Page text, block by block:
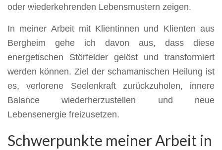
oder wiederkehrenden Lebensmustern zeigen.
In meiner Arbeit mit Klientinnen und Klienten aus
Bergheim gehe ich davon aus, dass diese
energetischen Störfelder gelöst und transformiert
werden können. Ziel der schamanischen Heilung ist
es, verlorene Seelenkraft zurückzuholen, innere
Balance wiederherzustellen und neue
Lebensenergie freizusetzen.
Schwerpunkte meiner Arbeit in